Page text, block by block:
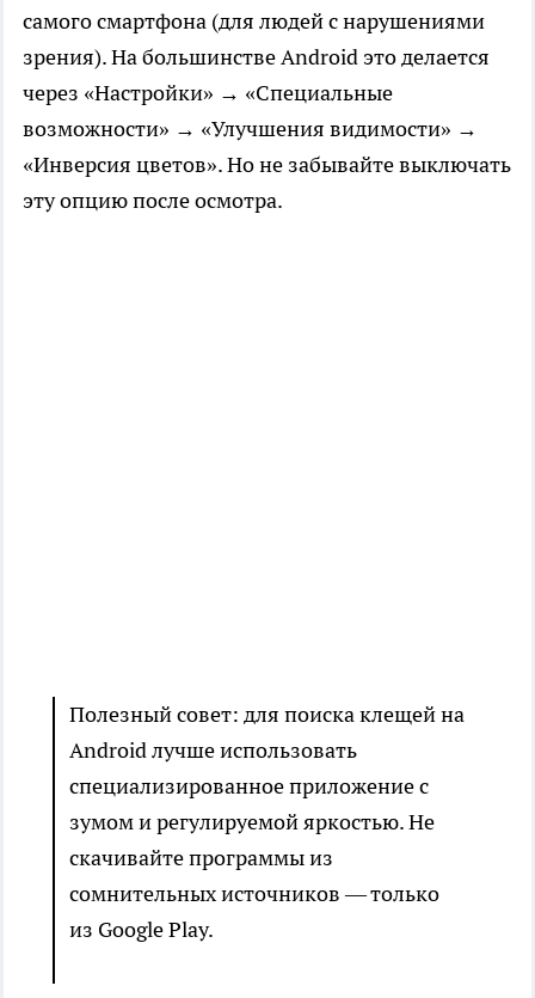
самого смартфона (для людей с нарушениями
зрения). На большинстве Android это делается
через «Настройки» → «Специальные
возможности» → «Улучшения видимости» →
«Инверсия цветов». Но не забывайте выключать
эту опцию после осмотра.
Полезный совет: для поиска клещей на
Android лучше использовать
специализированное приложение с
зумом и регулируемой яркостью. Не
скачивайте программы из
сомнительных источников — только
из Google Play.